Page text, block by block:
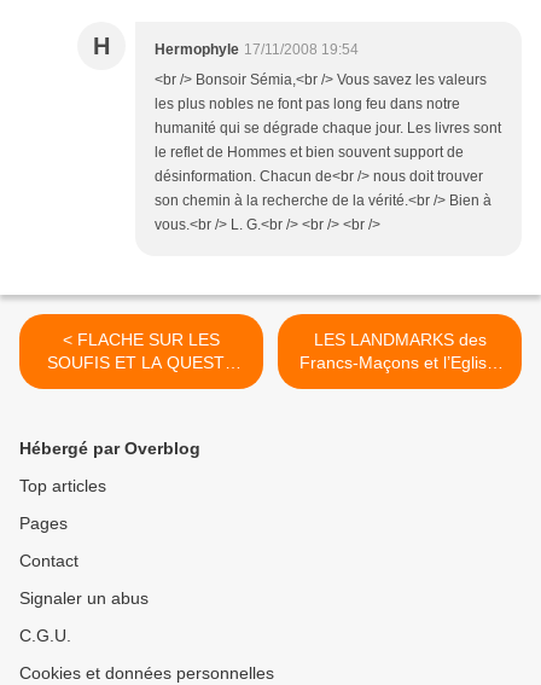
H Hermophyle 17/11/2008 19:54
<br /> Bonsoir Sémia,<br /> Vous savez les valeurs
les plus nobles ne font pas long feu dans notre
humanité qui se dégrade chaque jour. Les livres sont
le reflet de Hommes et bien souvent support de
désinformation. Chacun de<br /> nous doit trouver
son chemin à la recherche de la vérité.<br /> Bien à
vous.<br /> L. G.<br /> <br /> <br />
< FLACHE SUR LES
SOUFIS ET LA QUESTE
DU GRAAL
LES LANDMARKS des
Francs-Maçons et l’Eglise.
>
Hébergé par Overblog
Top articles
Pages
Contact
Signaler un abus
C.G.U.
Cookies et données personnelles